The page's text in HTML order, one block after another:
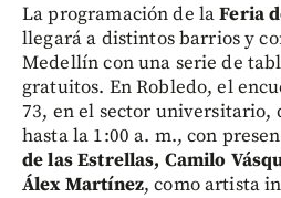
La programación de laFeria
llegará a distintos barrios y
Medellín con una serie de
gratuitos. En Robledo, el
73, en el sector universitario,
hasta la 1:00 a. m., con
de las Estrellas, Camilo
Álex Martínez, como artista